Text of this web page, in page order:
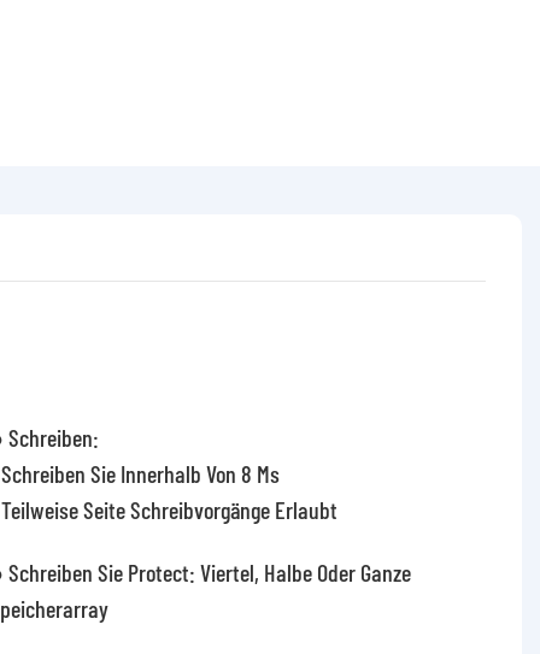
Schreiben:
Sie Innerhalb Von 8 Ms
Seite Schreibvorgänge Erlaubt
Schreiben Sie Protect: Viertel, Halbe Oder Ganze